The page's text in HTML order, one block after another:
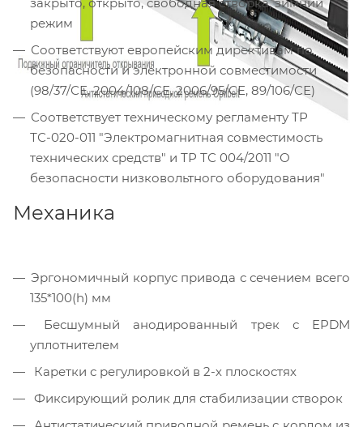
режим
Соответствуют европейским директивам по
безопасности и электронной совместимости
(98/37/СЕ, 2004/108/СЕ, 2006/95/СЕ, 89/106/СЕ)
Соответствует техническому регламенту ТР
ТС-020-011 "Электромагнитная совместимость
технических средств" и ТР ТС 004/2011 "О
безопасности низковольтного оборудования"
Механика
Эргономичный корпус привода с сечением всего
135*100(h) мм
уплотнителем
Каретки с регулировкой в 2-х плоскостях
Фиксирующий ролик для стабилизации створок